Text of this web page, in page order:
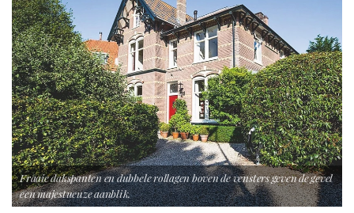
Fraaie dakspanten en dubbele rollagen boven de vensters geven de gevel
een majestueuze aanblik.